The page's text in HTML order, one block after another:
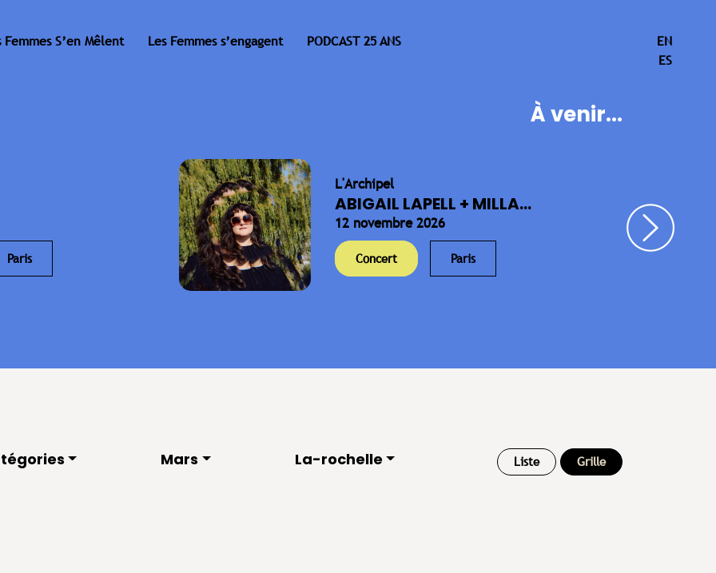
Femmes S’en Mêlent Les Femmes s’engagent PODCAST 25 ANS
EN
ES
À venir...
Paris
L'Archipel
ABIGAIL LAPELL + MILLA...
12 novembre 2026
Concert Paris
Mars La-rochelle Liste Grille